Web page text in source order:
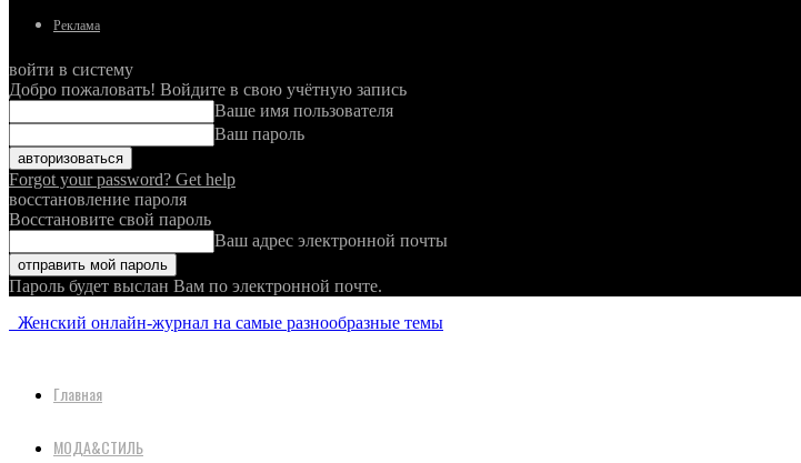
Реклама
войти в систему
Добро пожаловать! Войдите в свою учётную запись
Ваше имя пользователя
Ваш пароль
Forgot your password? Get help
восстановление пароля
Восстановите свой пароль
Ваш адрес электронной почты
Пароль будет выслан Вам по электронной почте.
Женский онлайн-журнал на самые разнообразные темы
Главная
МОДА&СТИЛЬ